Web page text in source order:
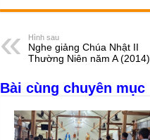
c
e
b
o
o
k
ss
n
g
er
at
A
p
p
Hình sau
Nghe giảng Chúa Nhật II
Thường Niên năm A (2014)
Bài cùng chuyên mục